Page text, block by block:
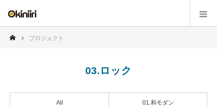
プロジェクト
03.ロック
All 01.和モダン